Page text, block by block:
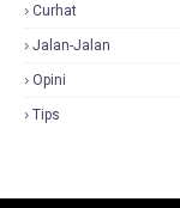
Curhat
Jalan-Jalan
Opini
Tips